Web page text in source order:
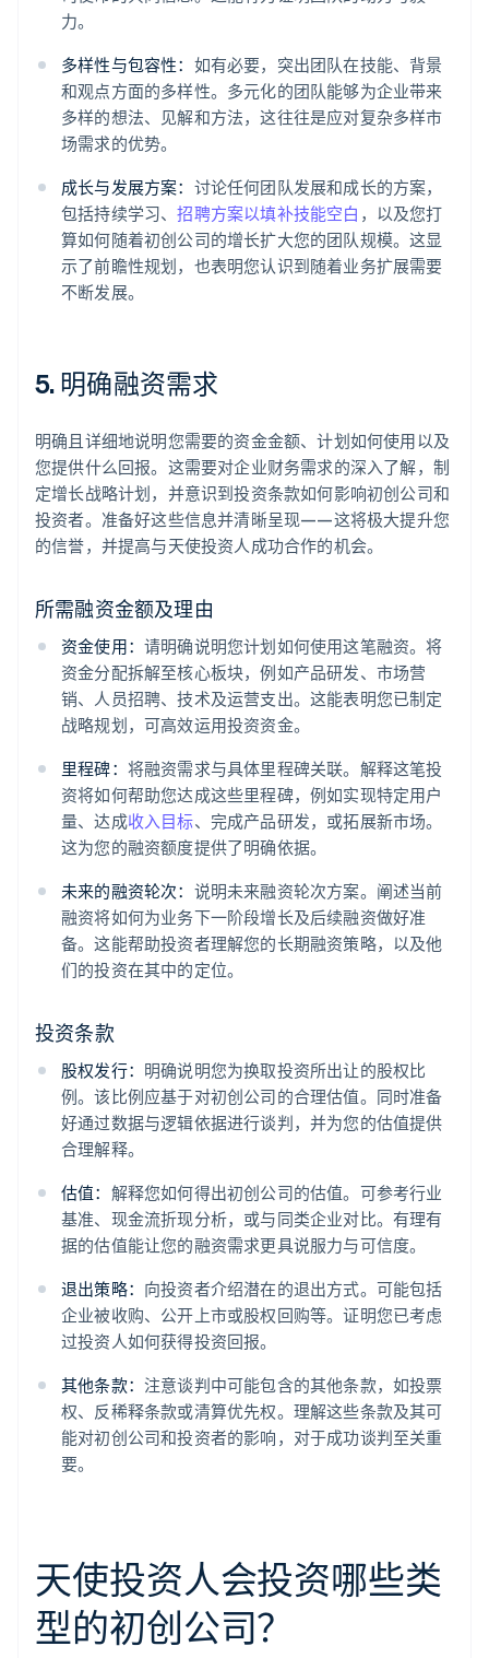
力。
多样性与包容性： 如有必要，突出团队在技能、背景
和观点方面的多样性。多元化的团队能够为企业带来
多样的想法、见解和方法，这往往是应对复杂多样市
场需求的优势。
成长与发展方案： 讨论任何团队发展和成长的方案，
包括持续学习、招聘方案以填补技能空白 ，以及您打
算如何随着初创公司的增长扩大您的团队规模。这显
示了前瞻性规划，也表明您认识到随着业务扩展需要
不断发展。
5. 明确融资需求
明确且详细地说明您需要的资金金额、计划如何使用以及
您提供什么回报。这需要对企业财务需求的深入了解，制
定增长战略计划，并意识到投资条款如何影响初创公司和
投资者。准备好这些信息并清晰呈现——这将极大提升您
的信誉，并提高与天使投资人成功合作的机会。
所需融资金额及理由
资金使用： 请明确说明您计划如何使用这笔融资。将
资金分配拆解至核心板块，例如产品研发、市场营
销、人员招聘、技术及运营支出。这能表明您已制定
战略规划，可高效运用投资资金。
里程碑： 将融资需求与具体里程碑关联。解释这笔投
资将如何帮助您达成这些里程碑，例如实现特定用户
量、达成收入目标、完成产品研发，或拓展新市场。
这为您的融资额度提供了明确依据。
未来的融资轮次： 说明未来融资轮次方案。阐述当前
融资将如何为业务下一阶段增长及后续融资做好准
备。这能帮助投资者理解您的长期融资策略，以及他
们的投资在其中的定位。
投资条款
股权发行： 明确说明您为换取投资所出让的股权比
例。该比例应基于对初创公司的合理估值。同时准备
好通过数据与逻辑依据进行谈判，并为您的估值提供
合理解释。
估值： 解释您如何得出初创公司的估值。可参考行业
基准、现金流折现分析，或与同类企业对比。有理有
据的估值能让您的融资需求更具说服力与可信度。
退出策略： 向投资者介绍潜在的退出方式。可能包括
企业被收购、公开上市或股权回购等。证明您已考虑
过投资人如何获得投资回报。
其他条款： 注意谈判中可能包含的其他条款，如投票
权、反稀释条款或清算优先权。理解这些条款及其可
能对初创公司和投资者的影响，对于成功谈判至关重
要。
天使投资人会投资哪些类
型的初创公司？